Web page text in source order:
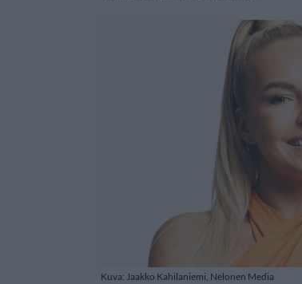
Kuva: Jaakko Kahilaniemi, Nelonen Media